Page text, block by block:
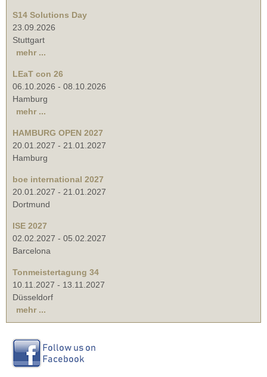
S14 Solutions Day
23.09.2026
Stuttgart
mehr ...
LEaT con 26
06.10.2026 - 08.10.2026
Hamburg
mehr ...
HAMBURG OPEN 2027
20.01.2027 - 21.01.2027
Hamburg
boe international 2027
20.01.2027 - 21.01.2027
Dortmund
ISE 2027
02.02.2027 - 05.02.2027
Barcelona
Tonmeistertagung 34
10.11.2027 - 13.11.2027
Düsseldorf
mehr ...